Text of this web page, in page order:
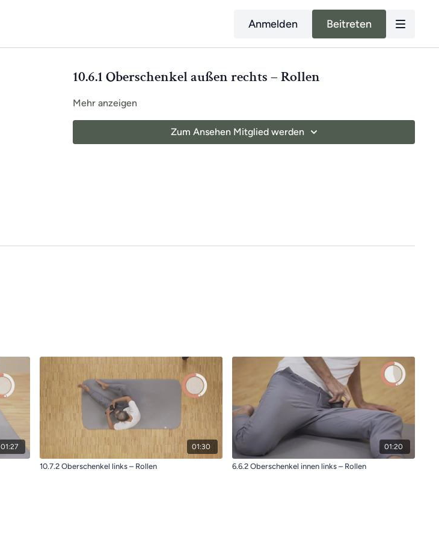
Anmelden Beitreten
10.6.1 Oberschenkel außen rechts – Rollen
Mehr anzeigen
Zum Ansehen Mitglied werden
01:27 01:30
10.7.2 Oberschenkel links – Rollen
01:20
6.6.2 Oberschenkel innen links – Rollen